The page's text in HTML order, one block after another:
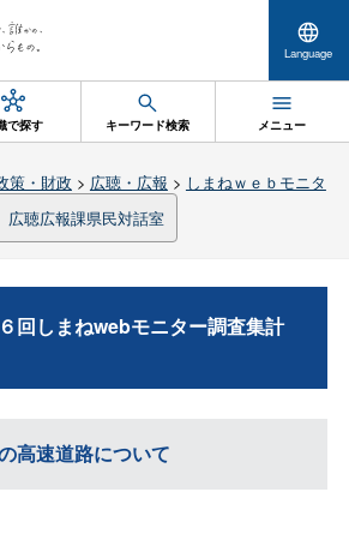
Language
で探す キーワード検索 メニュー
策・財政 > 広聴・広報 > しまねｗｅｂモニタ
広聴広報課県民対話室
回しまねwebモニター調査集計
高速道路について